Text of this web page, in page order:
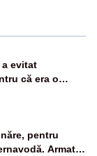
a evitat
că era o
fondurile de
pentru
Armata